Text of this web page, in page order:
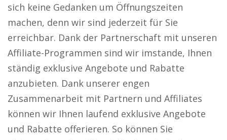
sich keine Gedanken um Öffnungszeiten
machen, denn wir sind jederzeit für Sie
erreichbar. Dank der Partnerschaft mit unseren
Affiliate-Programmen sind wir imstande, Ihnen
ständig exklusive Angebote und Rabatte
anzubieten. Dank unserer engen
Zusammenarbeit mit Partnern und Affiliates
können wir Ihnen laufend exklusive Angebote
und Rabatte offerieren. So können Sie